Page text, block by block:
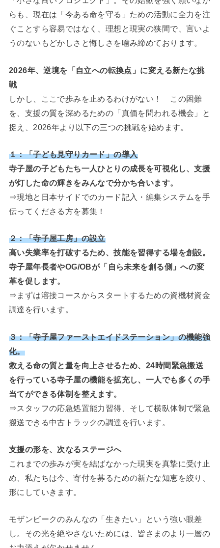
らも、現在は「今ある命を守る」ための活動に全力を注
ぐことすら容易ではなく、理想と現実の狭間で、言いよ
うのないもどかしさと悔しさを噛み締めております。
2026年、逆境を「自立への転換点」に変える新たな挑
戦
しかし、ここで歩みを止めるわけがない！ この困難
を、支援の質を深めるための「真価を問われる機会」と
捉え、2026年より以下の三つの挑戦を始めます。
１：「子ども見守りカード」の導入
寺子屋の子どもたち一人ひとりの成長を可視化し、支援
が灯した命の輝きをみんなで分かち合います。
⇒現地と日本サイドでのカード記入・編集システムを手
伝ってくださる方を募集！
２：「寺子屋工房」の設立
高い失業率を打破するため、技能を習得する場を創設。
寺子屋年長者やOG/OBが「自ら未来を創る側」への変
革を促します。
⇒まずは溶接コースからスタートするための資機材資金
調達を行います。
３：「寺子屋ファーストエイドステーション」の機能強
化。
救える命の質と量を向上させるため、24時間緊急搬送
を行っている寺子屋の機能を拡充し、一人でも多くの手
当てができる体制を整えます。
⇒スタッフの応急処置能力習得、そして横臥体制で緊急
搬送できる中古トラックの調達を行います。
支援の形を、次なるステージへ
これまでの歩みが実を結ばなかった現実を真摯に受け止
め、私たちは今、寄付を募るための新たな知恵を絞り、
形にしていきます。
モザンビークのみんなの「生きたい」という強い眼差
し。その光を絶やさないためには、皆さまのより一層の